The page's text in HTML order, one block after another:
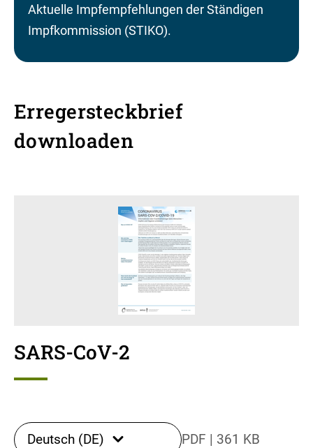
Aktuelle Impfempfehlungen der Ständigen
Impfkommission (STIKO).
Erregersteckbrief
downloaden
SARS-CoV-2
Deutsch (DE) PDF | 361 KB